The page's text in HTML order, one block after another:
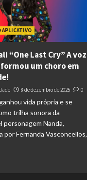
APLICATIVO
“One Last Cry” A voz
um choro em
8 de dezembro de 2025 0
vida própria e se
trilha sonora da
personagem Nanda,
por Fernanda Vasconcellos,